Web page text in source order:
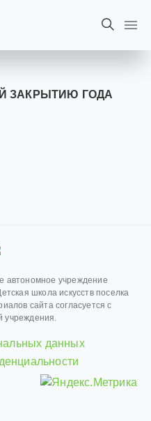
ЗАКРЫТИЮ ГОДА
автономное учреждение
школа искусств поселка
сайта согласуется с
учреждения.
данных